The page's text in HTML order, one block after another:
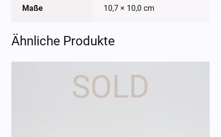
Maße 10,7 × 10,0 cm
Ähnliche Produkte